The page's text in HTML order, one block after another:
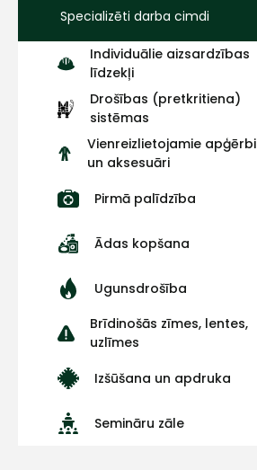
Specializēti darba cimdi
Individuālie aizsardzības
līdzekļi
Drošības (pretkritiena)
sistēmas
Vienreizlietojamie apģērbi
un aksesuāri
Pirmā palīdzība
Ādas kopšana
Ugunsdrošība
Brīdinošās zīmes, lentes,
uzlīmes
Izšūšana un apdruka
Semināru zāle